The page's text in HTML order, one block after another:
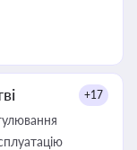
+17